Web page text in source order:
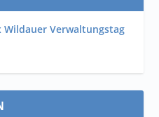
Verwaltungstag